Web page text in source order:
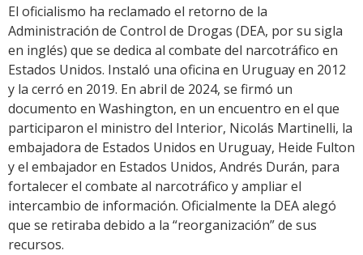
Link
El oficialismo ha reclamado el retorno de la
Administración de Control de Drogas (DEA, por su sigla
en inglés) que se dedica al combate del narcotráfico en
Estados Unidos. Instaló una oficina en Uruguay en 2012
y la cerró en 2019. En abril de 2024, se firmó un
documento en Washington, en un encuentro en el que
participaron el ministro del Interior, Nicolás Martinelli, la
embajadora de Estados Unidos en Uruguay, Heide Fulton
y el embajador en Estados Unidos, Andrés Durán, para
fortalecer el combate al narcotráfico y ampliar el
intercambio de información. Oficialmente la DEA alegó
que se retiraba debido a la “reorganización” de sus
recursos.